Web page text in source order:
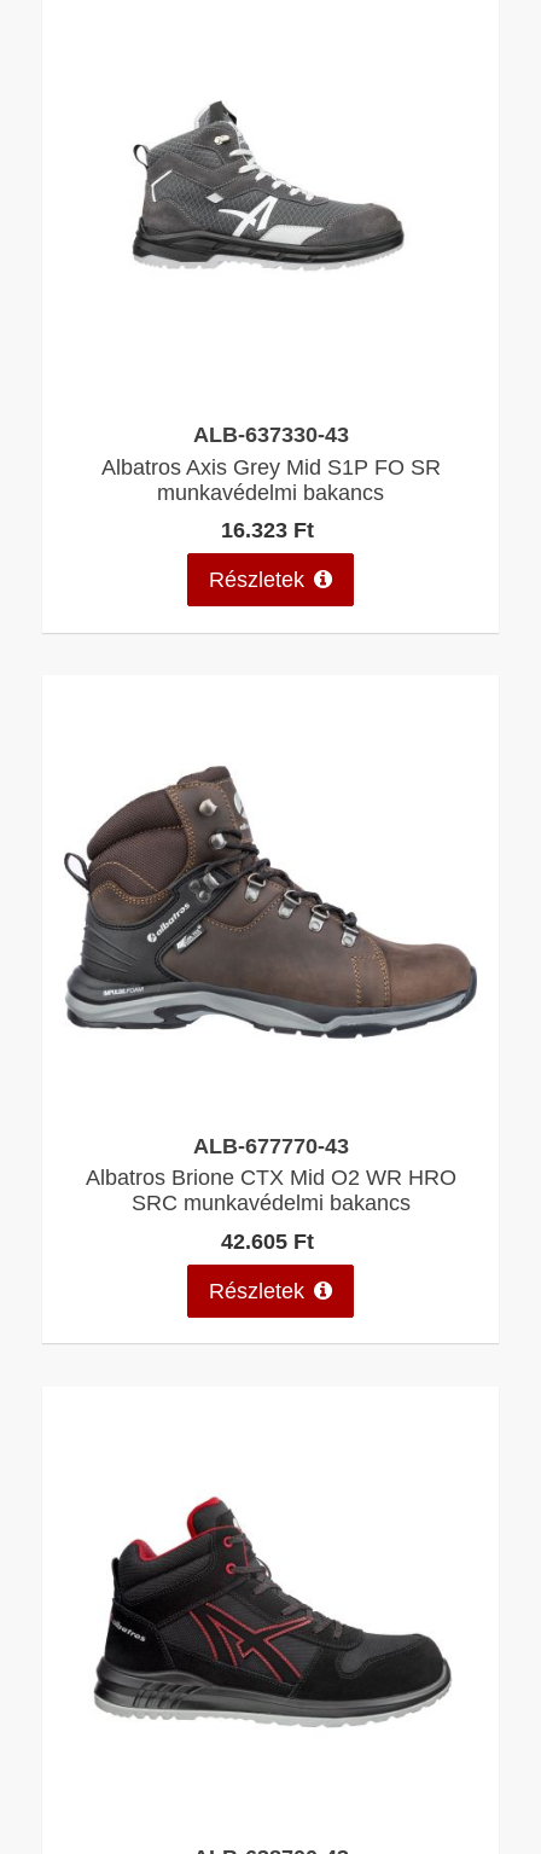
ALB-637330-43
Albatros Axis Grey Mid S1P FO SR
munkavédelmi bakancs
16.323 Ft
Részletek
ALB-677770-43
Albatros Brione CTX Mid O2 WR HRO
SRC munkavédelmi bakancs
42.605 Ft
Részletek